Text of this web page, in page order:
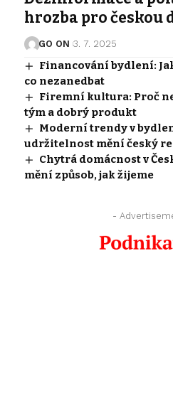
hrozba pro českou
GO ON 3. 7. 2025
Financování bydlení:
co nezanedbat
Firemní kultura: Proč
tým a dobrý produkt
Moderní trendy v
udržitelnost mění český
Chytrá domácnost v
mění způsob, jak žijeme
-